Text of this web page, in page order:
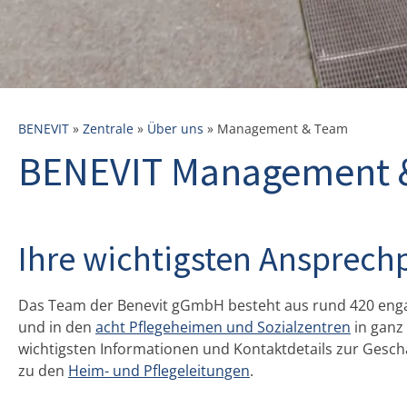
BENEVIT » Zentrale » Über uns » Management & Team
BENEVIT Management
Ihre wichtigsten
Das Team der Benevit gGmbH besteht aus rund 420
und in den acht Pflegeheimen und Sozialzentren in
wichtigsten Informationen und Kontaktdetails zur
zu den Heim- und Pflegeleitungen.